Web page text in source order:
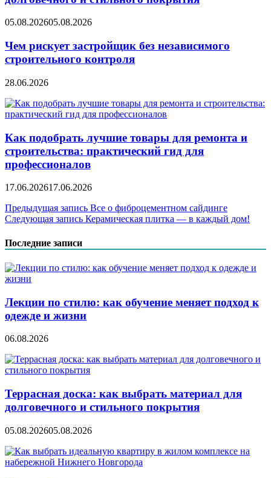
05.08.202605.08.2026
Чем рискует застройщик без независимого
строительного контроля
28.06.2026
Как подобрать лучшие товары для ремонта и
строительства: практический гид для
профессионалов
17.06.202617.06.2026
Навигация
по
записям
Предыдущая запись Все о фиброцементном сайдинге
Следующая запись Керамическая плитка — в каждый дом!
Последние записи
Лекции по стилю: как обучение меняет подход к
одежде и жизни
06.08.2026
Террасная доска: как выбрать материал для
долговечного и стильного покрытия
05.08.202605.08.2026